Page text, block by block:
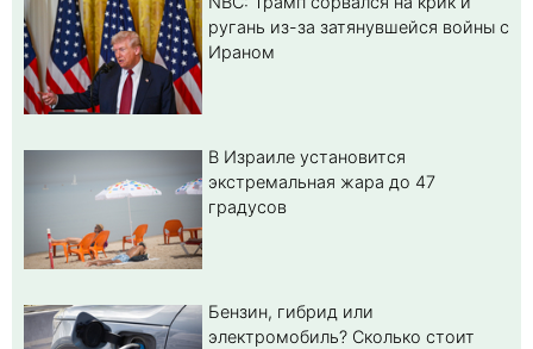
ругань из-за затянувшейся войны с
Ираном
В Израиле установится
экстремальная жара до 47
градусов
Бензин, гибрид или
электромобиль? Cколько стоит